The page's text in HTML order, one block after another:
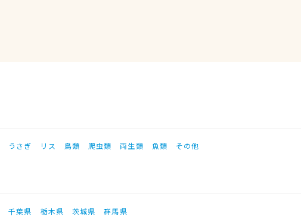
うさぎ リス 鳥類 爬虫類 両生類 魚類 その他
千葉県 栃木県 茨城県
群馬県